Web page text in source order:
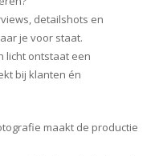
detailshots en
je voor staat.
licht ontstaat een
bij klanten én
maakt de productie